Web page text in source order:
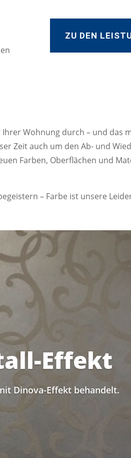
ZU DEN
Wohnung durch – und das
Zeit auch um den Ab- und
Farben, Oberflächen und
– Farbe ist unsere
Effekt
Dinova-Effekt behandelt.